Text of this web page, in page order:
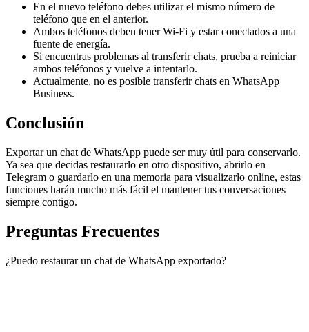
En el nuevo teléfono debes utilizar el mismo número de
teléfono que en el anterior.
Ambos teléfonos deben tener Wi-Fi y estar conectados a una
fuente de energía.
Si encuentras problemas al transferir chats, prueba a reiniciar
ambos teléfonos y vuelve a intentarlo.
Actualmente, no es posible transferir chats en WhatsApp
Business.
Conclusión
Exportar un chat de WhatsApp puede ser muy útil para conservarlo.
Ya sea que decidas restaurarlo en otro dispositivo, abrirlo en
Telegram o guardarlo en una memoria para visualizarlo online, estas
funciones harán mucho más fácil el mantener tus conversaciones
siempre contigo.
Preguntas Frecuentes
¿Puedo restaurar un chat de WhatsApp exportado?